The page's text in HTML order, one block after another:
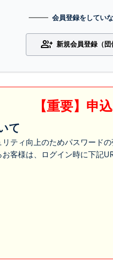
会員登録をしてい
group_add 新規会員登録（団
【重要】申
て
ティ向上のためパスワードの
客様は、ログイン時に下記